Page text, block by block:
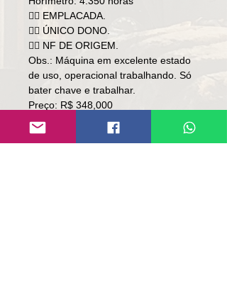
👉🏻 EMPLACADA.
👉🏻 ÚNICO DONO.
👉🏻 NF DE ORIGEM.
Obs.: Máquina em excelente estado
de uso, operacional trabalhando. Só
bater chave e trabalhar.
Preço: R$ 348,000
Local: RS.
👉🏻SOMENTE À VISTA.